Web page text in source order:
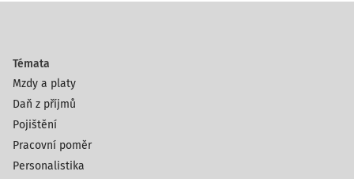
Témata
Mzdy a platy
Daň z příjmů
Pojištění
Pracovní poměr
Personalistika